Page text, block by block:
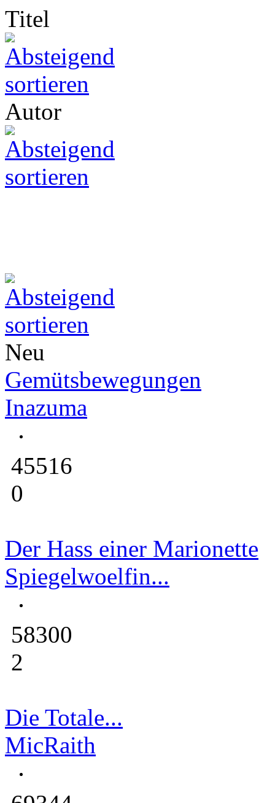
Titel
Autor
Neu
Gemütsbewegungen
Inazuma
45516
0
Der Hass einer Marionette
Spiegelwoelfin...
58300
2
Die Totale...
MicRaith